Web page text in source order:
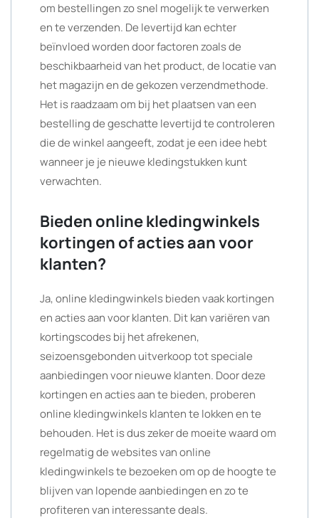
om bestellingen zo snel mogelijk te verwerken
en te verzenden. De levertijd kan echter
beïnvloed worden door factoren zoals de
beschikbaarheid van het product, de locatie van
het magazijn en de gekozen verzendmethode.
Het is raadzaam om bij het plaatsen van een
bestelling de geschatte levertijd te controleren
die de winkel aangeeft, zodat je een idee hebt
wanneer je je nieuwe kledingstukken kunt
verwachten.
Bieden online kledingwinkels
kortingen of acties aan voor
klanten?
Ja, online kledingwinkels bieden vaak kortingen
en acties aan voor klanten. Dit kan variëren van
kortingscodes bij het afrekenen,
seizoensgebonden uitverkoop tot speciale
aanbiedingen voor nieuwe klanten. Door deze
kortingen en acties aan te bieden, proberen
online kledingwinkels klanten te lokken en te
behouden. Het is dus zeker de moeite waard om
regelmatig de websites van online
kledingwinkels te bezoeken om op de hoogte te
blijven van lopende aanbiedingen en zo te
profiteren van interessante deals.